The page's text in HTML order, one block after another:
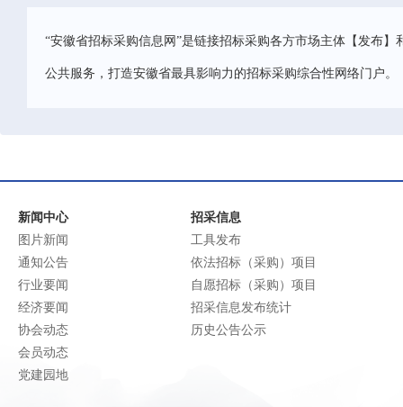
“安徽省招标采购信息网”是链接招标采购各方市场主体【发布
公共服务，打造安徽省最具影响力的招标采购综合性网络门户。
新闻中心
图片新闻
通知公告
行业要闻
经济要闻
协会动态
会员动态
党建园地
招采信息
工具发布
依法招标（采购）项目
自愿招标（采购）项目
招采信息发布统计
历史公告公示